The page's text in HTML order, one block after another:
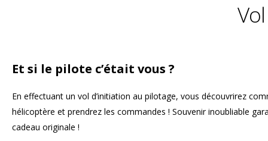
Et si le pilote c’était vous ?
En effectuant un vol d’initiation au pilotage, vous découvrirez
hélicoptère et prendrez les commandes ! Souvenir inoubliable
cadeau originale !